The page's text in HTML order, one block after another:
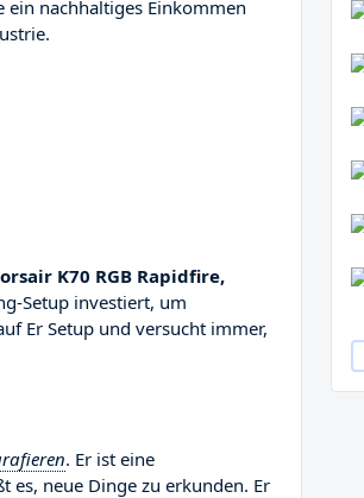
nachhaltiges Einkommen
K70 RGB Rapidfire,
Setup investiert, um
Er Setup und versucht immer,
. Er ist eine
es, neue Dinge zu erkunden. Er